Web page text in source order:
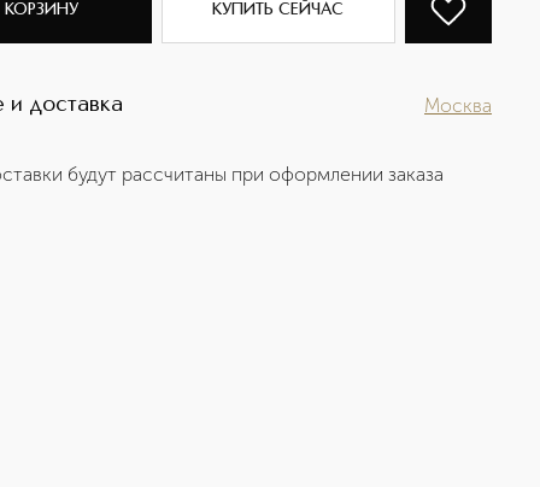
КОРЗИНУ КУПИТЬ СЕЙЧАС
и доставка Москва
будут рассчитаны при оформлении заказа